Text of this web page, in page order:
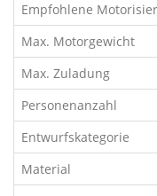
Empfohlene
Max. Motorgewicht
Max. Zuladung
Personenanzahl
Entwurfskategorie
Material